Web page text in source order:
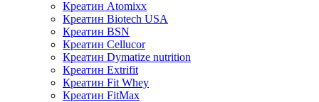
Креатин Atomixx
Креатин Biotech USA
Креатин BSN
Креатин Cellucor
Креатин Dymatize nutrition
Креатин Extrifit
Креатин Fit Whey
Креатин FitMax